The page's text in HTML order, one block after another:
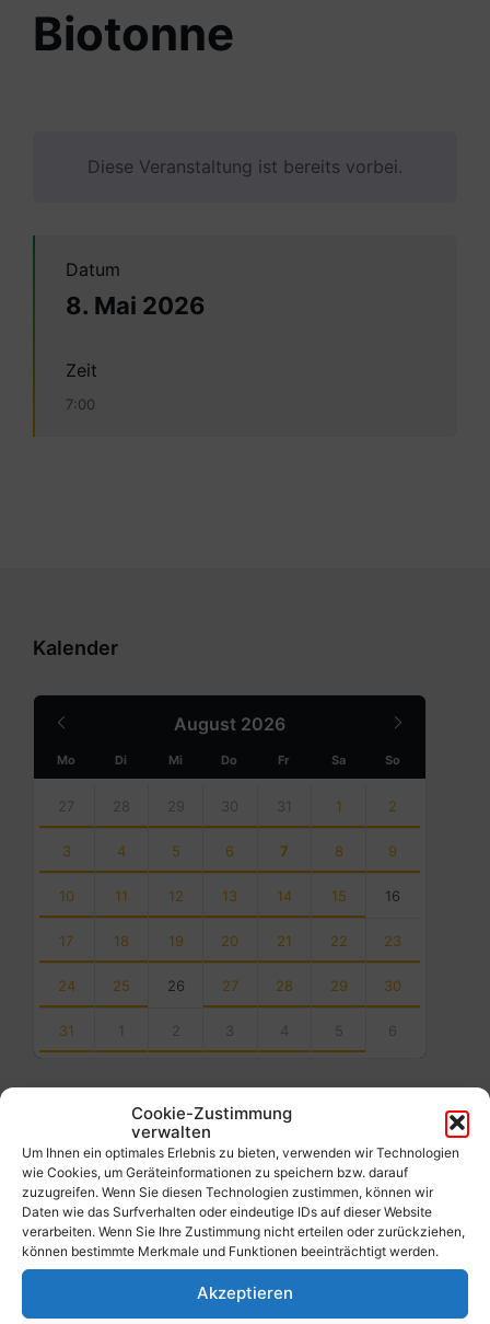
Cookie-Zustimmung
verwalten
Um Ihnen ein optimales Erlebnis zu bieten, verwenden wir Technologien
wie Cookies, um Geräteinformationen zu speichern bzw. darauf
zuzugreifen. Wenn Sie diesen Technologien zustimmen, können wir
Daten wie das Surfverhalten oder eindeutige IDs auf dieser Website
verarbeiten. Wenn Sie Ihre Zustimmung nicht erteilen oder zurückziehen,
können bestimmte Merkmale und Funktionen beeinträchtigt werden.
Akzeptieren
Biotonne
Diese Veranstaltung ist bereits vorbei.
Datum
8. Mai 2026
Zeit
7:00
Kalender
August 2026
Month
Mo Di Mi Do Fr Sa So
calendar
days
27 28 29 30 31 1 2
3 4 5 6 7 8 9
10 11 12 13 14 15 16
17 18 19 20 21 22 23
24 25 26 27 28 29 30
31 1 2 3 4 5 6
to
Filter
Von: